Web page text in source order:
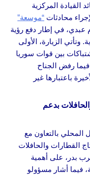
القيادة المركزية
محادثات “موسعة”
عبدي، في إطار دفع رؤية
الزيارة، الأولى
بين قوات سوريا
رفض الجناح
باعتبارها غير
بدعم
المحلي بالتعاون مع
القطارات والحافلات
بدر، على أهمية
فيما أشار مسؤولو